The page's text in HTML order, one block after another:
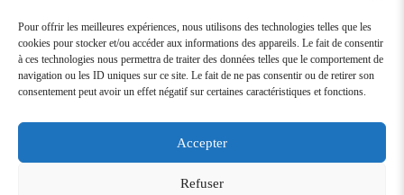
Pour offrir les meilleures expériences, nous utilisons des technologies telles que les
cookies pour stocker et/ou accéder aux informations des appareils. Le fait de consentir
à ces technologies nous permettra de traiter des données telles que le comportement de
navigation ou les ID uniques sur ce site. Le fait de ne pas consentir ou de retirer son
consentement peut avoir un effet négatif sur certaines caractéristiques et fonctions.
Accepter
Refuser
Textile Articles Publicitaires
Infos
Boutique en ligne
Express 24H
Tarifs Revendeurs